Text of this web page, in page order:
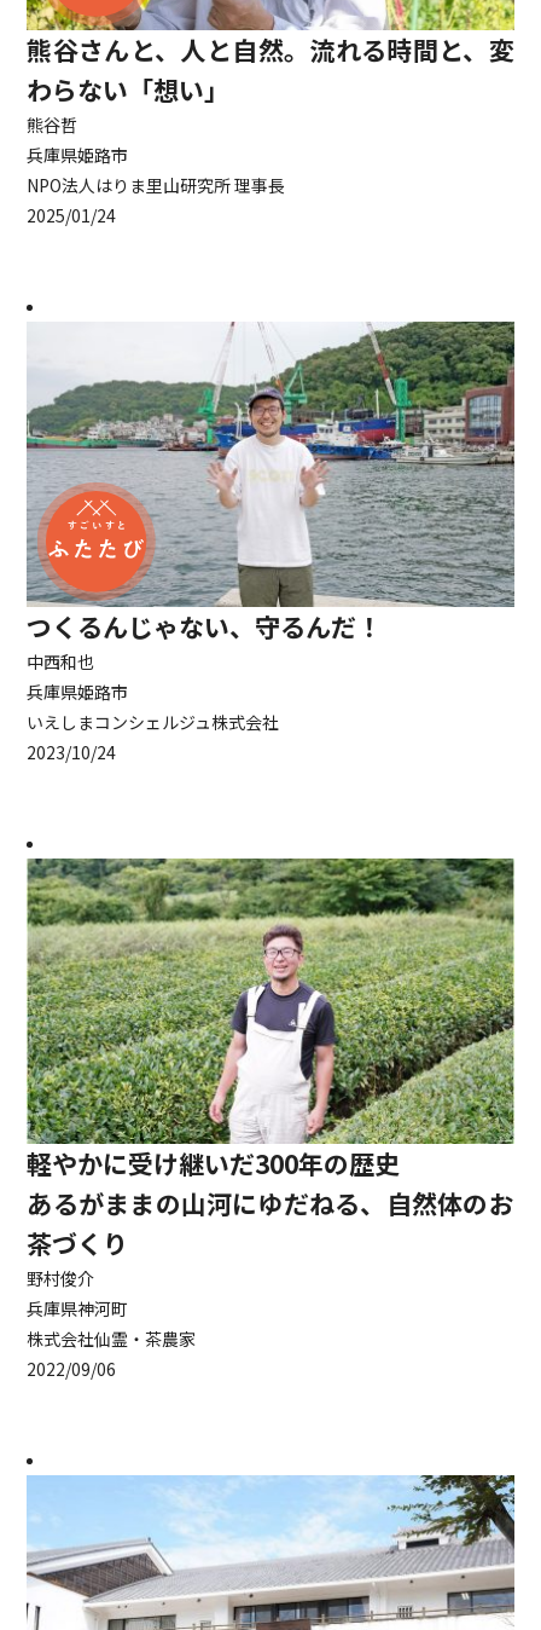
熊谷さんと、人と自然。流れる時間と、変
わらない「想い」
熊谷哲
兵庫県姫路市
NPO法人はりま里山研究所 理事長
2025/01/24
つくるんじゃない、守るんだ！
中西和也
兵庫県姫路市
いえしまコンシェルジュ株式会社
2023/10/24
軽やかに受け継いだ300年の歴史
あるがままの山河にゆだねる、自然体のお
茶づくり
野村俊介
兵庫県神河町
株式会社仙霊・茶農家
2022/09/06